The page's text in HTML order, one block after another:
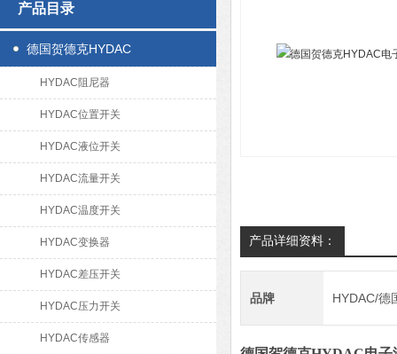
产品目录
德国贺德克HYDAC
HYDAC阻尼器
HYDAC位置开关
HYDAC液位开关
HYDAC流量开关
HYDAC温度开关
HYDAC变换器
HYDAC差压开关
HYDAC压力开关
HYDAC传感器
产品详细资料：
品牌 HYDAC/德